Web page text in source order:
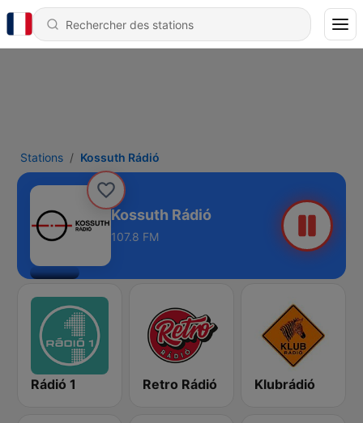
Stations Kossuth Rádió
Kossuth Rádió
107.8 FM
Rádió 1 Retro Rádió Klubrádió